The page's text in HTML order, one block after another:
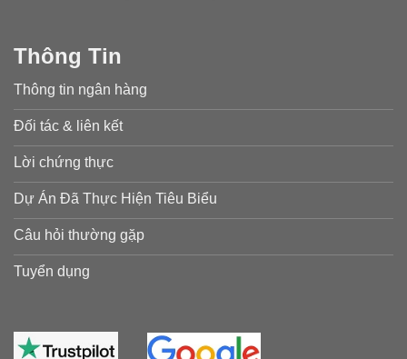
Thông Tin
Thông tin ngân hàng
Đối tác & liên kết
Lời chứng thực
Dự Án Đã Thực Hiện Tiêu Biểu
Câu hỏi thường gặp
Tuyển dụng